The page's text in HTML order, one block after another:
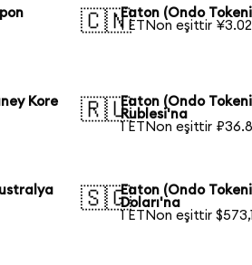
🇨🇳Eaton (Ondo
1 ETNon eşittir
Kore
🇷🇺Eaton (Ondo
Rublesi'na
1 ETNon eşittir
🇸🇬Eaton (Ondo
Doları'na
1 ETNon eşittir